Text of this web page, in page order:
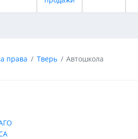
права Тверь Автошкола